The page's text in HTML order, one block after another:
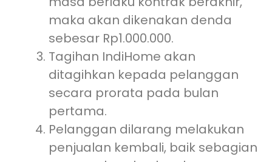
maka akan dikenakan denda
sebesar Rp1.000.000.
Tagihan IndiHome akan
ditagihkan kepada pelanggan
secara prorata pada bulan
pertama.
Pelanggan dilarang melakukan
penjualan kembali, baik sebagian